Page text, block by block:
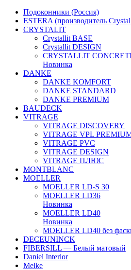
Подоконники (Россия)
ESTERA (производитель
CRYSTALIT
Crystallit BASE
Crystallit DESIGN
CRYSTALLIT
Новинка
DANKE
DANKE KOMFORT
DANKE STANDARD
DANKE PREMIUM
BAUDECK
VITRAGE
VITRAGE DISCOVERY
VITRAGE VPL
VITRAGE PVC
VITRAGE DESIGN
VITRAGE ПЛЮС
MONTBLANC
MOELLER
MOELLER LD-S 30
MOELLER LD36
Новинка
MOELLER LD40
Новинка
MOELLER LD40 без
DECEUNINCK
FIBERSILL — Белый матовый
Daniel Interior
Melke